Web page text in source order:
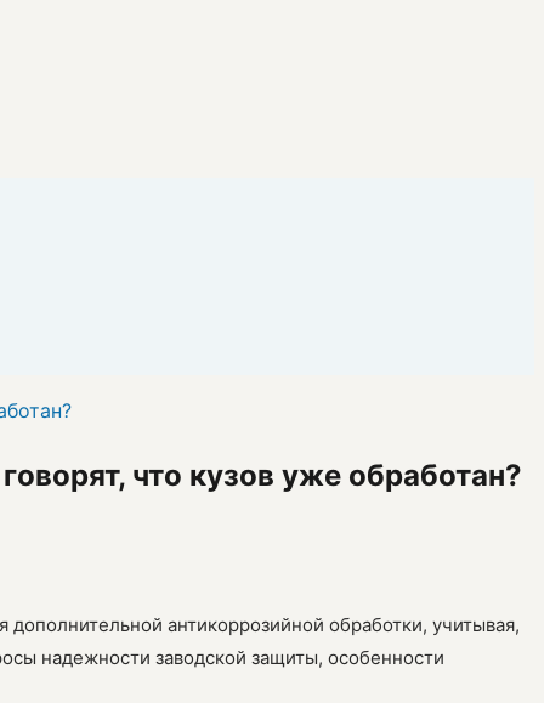
что кузов уже обработан?
дополнительной антикоррозийной обработки, учитывая,
надежности заводской защиты, особенности